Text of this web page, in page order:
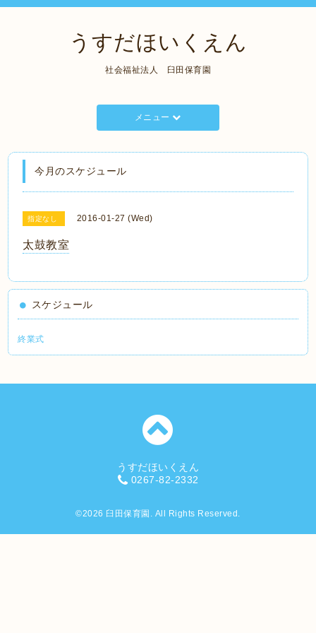
うすだほいくえん
社会福祉法人 臼田保育園
メニュー
今月のスケジュール
指定なし 2016-01-27 (Wed)
太鼓教室
スケジュール
終業式
うすだほいくえん
0267-82-2332
©2026 臼田保育園 . All Rights Reserved.